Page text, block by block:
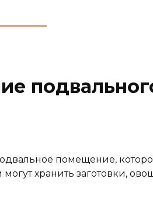
помещение,
хранить заготовки,